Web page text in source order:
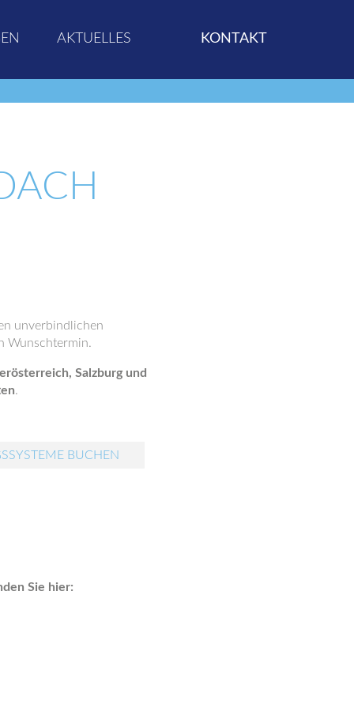
AKTUELLES KONTAKT
unverbindlichen
Wunschtermin.
Salzburg und
.
BUCHEN
Sie hier: